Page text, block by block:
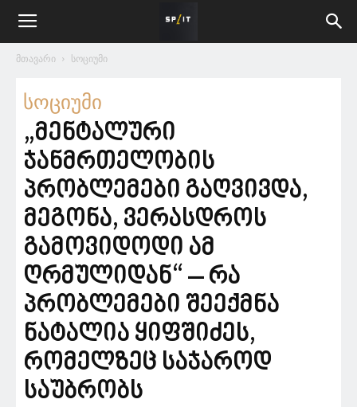
მთავარი სოციუმი
სოციუმი
„მენტალური
ჯანმრთელობის
პრობლემები გაღვივდა,
მეგონა, ვერასდროს
გამოვიდოდი ამ
ღრმულიდან“ – რა
პრობლემები შეექმნა
ნატალია ყიფშიძეს,
რომელზეც საჯაროდ
საუბრობს